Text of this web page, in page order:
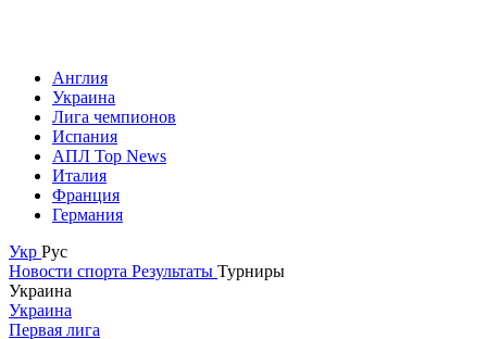
Англия
Украина
Лига чемпионов
Испания
АПЛ Top News
Италия
Франция
Германия
Укр Рус
Новости спорта Результаты Турниры
Украина
Украина
Первая лига